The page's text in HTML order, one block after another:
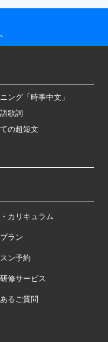
ング「時事中文」
歌詞
の超短文
カリキュラム
ラン
ン予約
修サービス
るご質問